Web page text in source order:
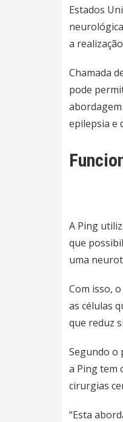
Estados
a
Chamada
pode
epilepsia e
A Ping
que
uma
Com isso,
as células
que reduz
Segundo o
a Ping tem
cirurgias
“Esta